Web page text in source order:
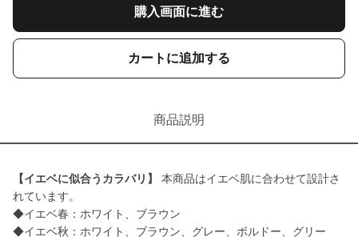
購入画面に進む
カートに追加する
商品説明
【イエベに似合うカラバリ】
本商品はイエベ肌に合わせて設計さ
れています。
◆イエベ春：ホワイト、ブラウン
◆イエベ秋：ホワイト、ブラウン、グレー、ボルドー、グリー